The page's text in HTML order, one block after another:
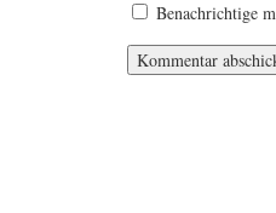
Benachrichtige